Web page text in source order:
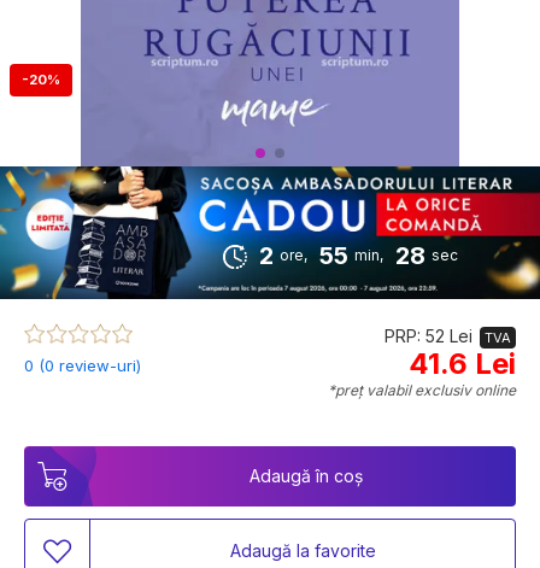
-20%
2 ore, 55 min, 27 sec
0 (0 review-uri)
PRP: 52 Lei TVA
41.6 Lei
*preț valabil exclusiv online
Adaugă în coș
Adaugă la favorite